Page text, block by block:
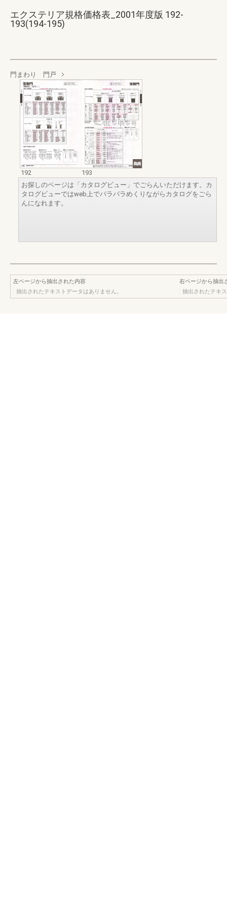
エクステリア規格価格表_2001年度版 192-
193(194-195)
門まわり 門戸
192
193
お探しのページは「カタログビュー」でごらんいただけます。カ
タログビューではweb上でパラパラめくりながらカタログをごら
んになれます。
左ページから抽出された内容
抽出されたテキストデータはありません。
右ページから抽出
抽出されたテキ